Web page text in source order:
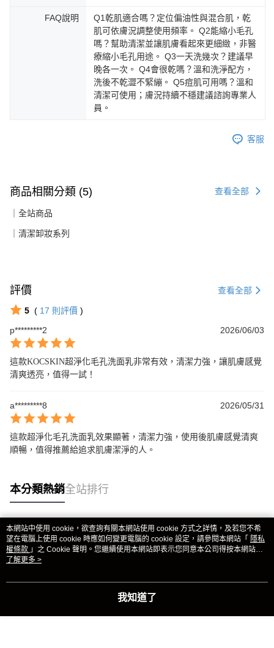
FAQ說明
Q1乾肌適合嗎？定位偏油性與混合肌，乾
肌可依膚況調整使用頻率。 Q2能縮小毛孔
嗎？幫助清潔並讓肌膚看起來更細緻，非醫
療縮小毛孔用途。 Q3一天洗幾次？建議早
晚各一次。 Q4會很乾嗎？溫和洗淨配方，
洗後不乾澀不緊繃。 Q5痘肌可用嗎？溫和
清潔可使用；膚況持續不穩建議諮詢專業人
員。
客服
商品相關分類 (5) 查看全部
｜全站商品
｜清潔卸妝系列
評價 查看全部
5 ( 17 則評價 )
p*********2
2026/06/03
這款KOCSKIN超淨化毛孔洗面乳非常有效，清潔力強，讓肌膚感覺
清爽透亮，值得一試！
a*********8 2026/05/31
這款超淨化毛孔洗面乳效果顯著，清潔力強，使用後肌膚感覺清爽
順暢，值得推薦給追求肌膚潔淨的人。
本分類熱銷全站排行
熱門標籤
本網站中使用 cookie，欲查詢有關本網站使用 cookie 方式之詳情，及若您不希
望在電腦上使用 cookie 時應如何變更電腦的 cookie 設定，請參閱本網站「 隱私
權條款 」之 Cookie 聲明。您繼續使用本網站即表示您同意本公司得按本網站使
用條款之 Cookie 聲明使用 cookie。
了解更多 >
我知道了